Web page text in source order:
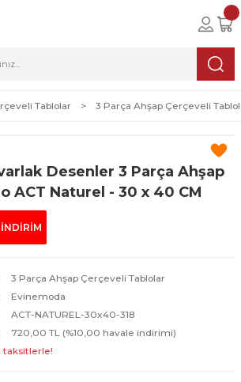
Tablolar 3 Parça Ahşap Çerçeveli
Desenler 3 Parça Ahşap
ACT Naturel - 30 x 40 CM
3 Parça Ahşap Çerçeveli Tablolar
Evinemoda
ACT-NATUREL-30x40-318
720,00 TL (%10,00 havale indirimi)
taksitlerle!